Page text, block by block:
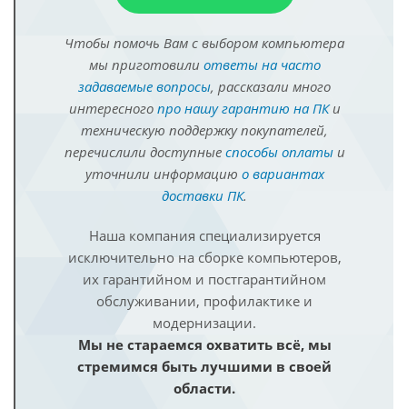
Чтобы помочь Вам с выбором компьютера
мы приготовили ответы на часто
задаваемые вопросы, рассказали много
интересного про нашу гарантию на ПКи
техническую поддержку покупателей,
перечислили доступные способы оплатыи
уточнили информацию о вариантах
доставки ПК.
Наша компания специализируется
исключительно на сборке компьютеров,
их гарантийном и постгарантийном
обслуживании, профилактике и
модернизации.
Мы не стараемся охватить всё, мы
стремимся быть лучшими в своей
области.